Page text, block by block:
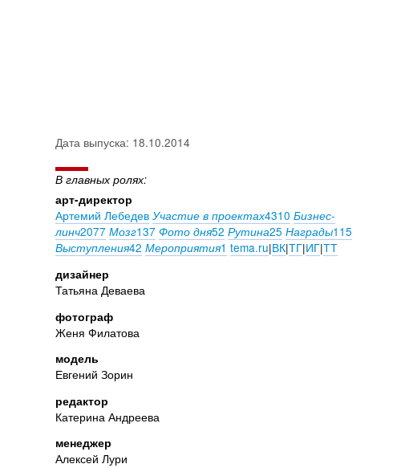
Дата выпуска: 18.10.2014
В главных ролях:
арт-директор
Артемий Лебедев Участие в проектах4310 Бизнес-
линч2077 Мозг137 Фото дня52 Рутина25 Награды115
Выступления42 Мероприятия1 tema.ru|ВК|ТГ|ИГ|ТТ
дизайнер
Татьяна Деваева
фотограф
Женя Филатова
модель
Евгений Зорин
редактор
Катерина Андреева
менеджер
Алексей Лури